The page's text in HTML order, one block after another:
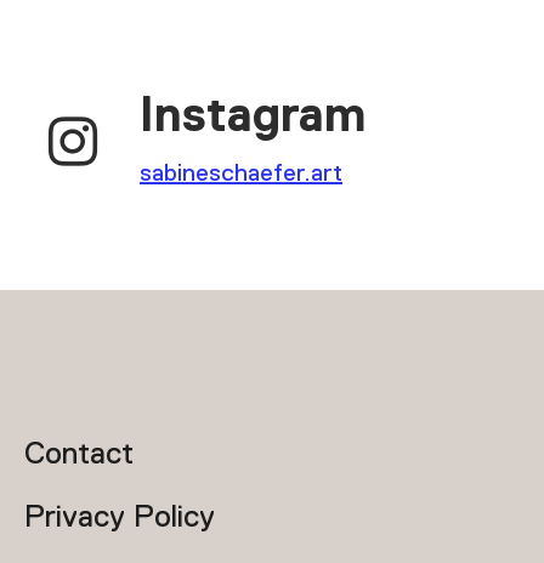
 Instagram
sabineschaefer.art
Contact
Privacy Policy